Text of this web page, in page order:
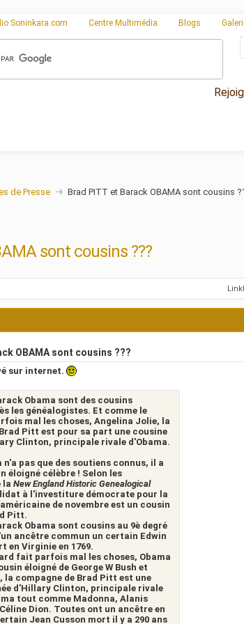
Soninkara.com Centre Multimédia Blogs
de Presse Brad PITT et Barack OBAMA sont cousins
sont cousins ???
OBAMA sont cousins ???
sur internet.
Obama sont des cousins
les généalogistes. Et comme le
mal les choses, Angelina Jolie, la
Pitt est pour sa part une cousine
Clinton, principale rivale d'Obama.
n'a pas que des soutiens connus, il a
éloigné célèbre ! Selon les
la New England Historic Genealogical
à l'investiture démocrate pour la
de novembre est un cousin
Pitt.
Obama sont cousins au 9è degré
ancêtre commun un certain Edwin
en Virginie en 1769.
fait parfois mal les choses, Obama
éloigné de George W Bush et
la compagne de Brad Pitt est une
d'Hillary Clinton, principale rivale
tout comme Madonna, Alanis
Dion. Toutes ont un ancêtre en
Jean Cusson mort il y a 290 ans